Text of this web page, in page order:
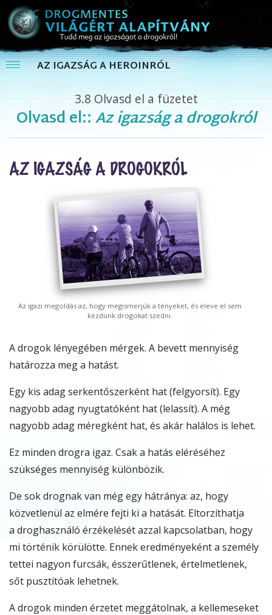
AZ IGAZSÁG A HEROINRÓL
3.8 Olvasd el a füzetet
Olvasd el::Az igazság a drogokról
AZ IGAZSÁG A DROGOKRÓL
Az igazi megoldás az, hogy megismerjük a tényeket, és eleve el sem
kezdünk drogokat szedni.
A drogok lényegében mérgek. A bevett mennyiség
határozza meg a hatást.
Egy kis adag serkentőszerként hat (felgyorsít). Egy
nagyobb adag nyugtatóként hat (lelassít). A még
nagyobb adag méregként hat, és akár halálos is lehet.
Ez minden drogra igaz. Csak a hatás eléréséhez
szükséges mennyiség különbözik.
De sok drognak van még egy hátránya: az, hogy
közvetlenül az elmére fejti ki a hatását. Eltorzíthatja
a droghasználó érzékelését azzal kapcsolatban, hogy
mi történik körülötte. Ennek eredményeként a személy
tettei nagyon furcsák, ésszerűtlenek, értelmetlenek,
sőt pusztítóak lehetnek.
A drogok minden érzetet meggátolnak, a kellemeseket